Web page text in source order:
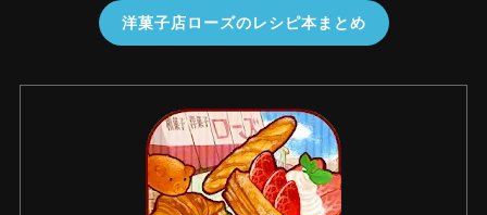
洋菓子店ローズのレシピ本まとめ